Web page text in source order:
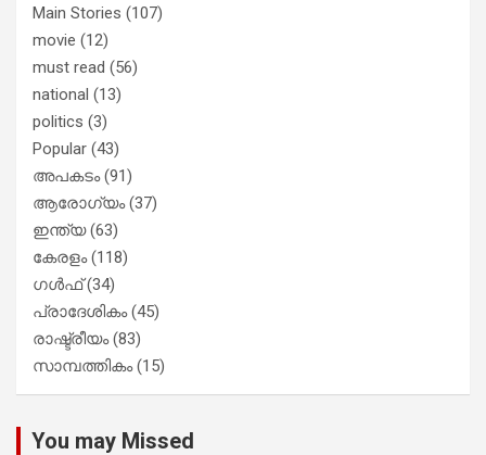
Main Stories (107)
movie (12)
must read (56)
national (13)
politics (3)
Popular (43)
അപകടം(91)
ആരോഗ്യം(37)
ഇന്ത്യ(63)
കേരളം(118)
ഗൾഫ്(34)
പ്രാദേശികം(45)
രാഷ്ട്രീയം(83)
സാമ്പത്തികം(15)
You may Missed